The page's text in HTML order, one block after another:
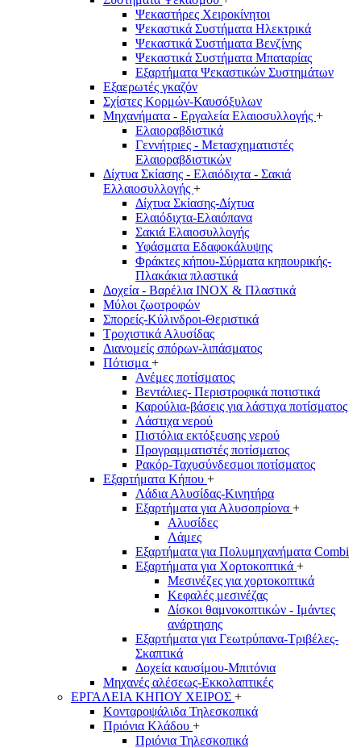
Ψεκαστήρες Χειροκίνητοι
Ψεκαστικά Συστήματα Ηλεκτρικά
Ψεκαστικά Συστήματα Βενζίνης
Ψεκαστικά Συστήματα Μπαταρίας
Εξαρτήματα Ψεκαστικών Συστημάτων
Εξαερωτές γκαζόν
Σχίστες Κορμών-Καυσόξυλων
Μηχανήματα - Εργαλεία Ελαιοσυλλογής +
Ελαιοραβδιστικά
Γεννήτριες - Μετασχηματιστές
Ελαιοραβδιστικών
Δίχτυα Σκίασης - Ελαιόδιχτα - Σακιά
Ελλαιοσυλλογής +
Δίχτυα Σκίασης-Δίχτυα
Ελαιόδιχτα-Ελαιόπανα
Σακιά Ελαιοσυλλογής
Υφάσματα Εδαφοκάλυψης
Φράκτες κήπου-Σύρματα κηπουρικής-
Πλακάκια πλαστικά
Δοχεία - Βαρέλια INOX & Πλαστικά
Μύλοι ζωοτροφών
Σπορείς-Κύλινδροι-Θεριστικά
Τροχιστικά Αλυσίδας
Διανομείς σπόρων-λιπάσματος
Πότισμα +
Ανέμες ποτίσματος
Βεντάλιες- Περιστροφικά ποτιστικά
Καρούλια-βάσεις για λάστιχα ποτίσματος
Λάστιχα νερού
Πιστόλια εκτόξευσης νερού
Προγραμματιστές ποτίσματος
Ρακόρ-Ταχυσύνδεσμοι ποτίσματος
Εξαρτήματα Κήπου +
Λάδια Αλυσίδας-Κινητήρα
Εξαρτήματα για Αλυσοπρίονα +
Αλυσίδες
Λάμες
Εξαρτήματα για Πολυμηχανήματα Combi
Εξαρτήματα για Χορτοκοπτικά +
Μεσινέζες για χορτοκοπτικά
Κεφαλές μεσινέζας
Δίσκοι θαμνοκοπτικών - Ιμάντες
ανάρτησης
Εξαρτήματα για Γεωτρύπανα-Τριβέλες-
Σκαπτικά
Δοχεία καυσίμου-Μπιτόνια
Μηχανές αλέσεως-Εκκολαπτικές
ΕΡΓΑΛΕΙΑ ΚΗΠΟΥ ΧΕΙΡΟΣ +
Κονταροψάλιδα Τηλεσκοπικά
Πριόνια Κλάδου +
Πριόνια Τηλεσκοπικά